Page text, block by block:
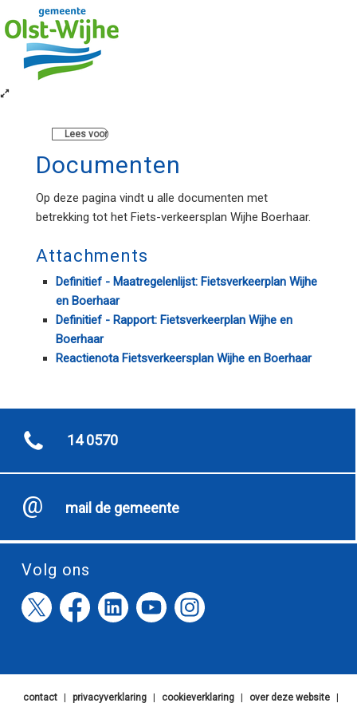
Lees voor
Documenten
Op deze pagina vindt u alle documenten met
betrekking tot het Fiets-verkeersplan Wijhe Boerhaar.
Attachments
Definitief - Maatregelenlijst: Fietsverkeerplan Wijhe
en Boerhaar
Definitief - Rapport: Fietsverkeerplan Wijhe en
Boerhaar
Reactienota Fietsverkeersplan Wijhe en Boerhaar
14 0570
mail de gemeente
Volg ons
contact privacyverklaring cookieverklaring over deze website